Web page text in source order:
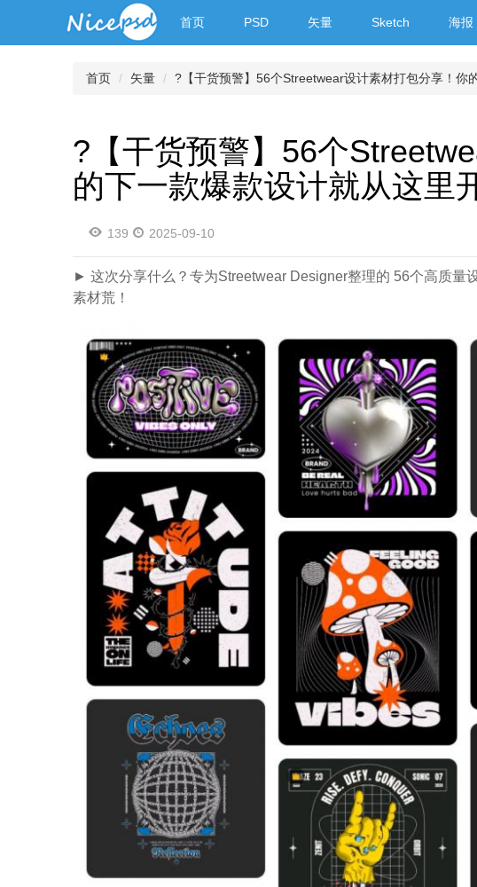
首页 PSD 矢量 Sketch 海报
首页 矢量 ?【干货预警】56个Streetwear设计素材打包分享！你
?【干货预警】56个
的下一款爆款设计就从这里
139 2025-09-10
► ​​这次分享什么？​​ 专为Streetwear Designer整理的 ​​56个高质
素材荒！